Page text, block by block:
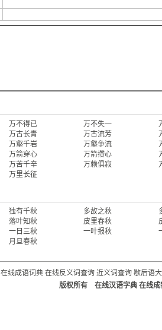
万不得已 万不失一
万古长青 万古流芳
万壑千岩 万壑争流
万箭穿心 万箭攒心
万苦千辛 万赖俱寂
万里长征
独有千秋 多故之秋
落叶知秋 皮里春秋
一日三秋 一叶报秋
月旦春秋
在线成语词典 在线反义词查询 近义词查询 歇后语
版权所有 在线汉语字典 在线成